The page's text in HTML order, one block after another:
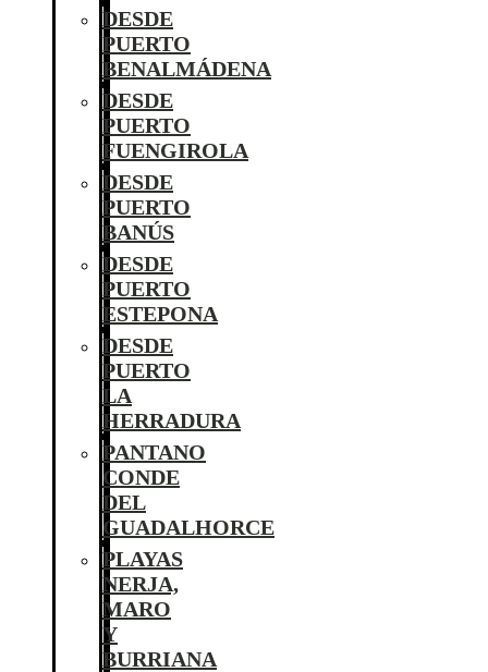
DESDE
PUERTO
BENALMÁDENA
DESDE
PUERTO
FUENGIROLA
DESDE
PUERTO
BANÚS
DESDE
PUERTO
ESTEPONA
DESDE
PUERTO
LA
HERRADURA
PANTANO
CONDE
DEL
GUADALHORCE
PLAYAS
NERJA,
MARO
Y
BURRIANA